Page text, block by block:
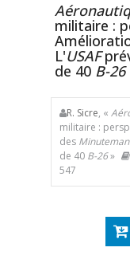
militaire :
L'USAF
de 40 B-26
R. Sicre, «
militaire :
des Minuteman
de 40 B-26»
547